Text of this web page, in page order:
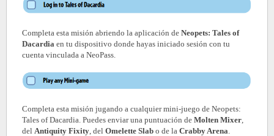
Completa esta misión abriendo la aplicación de Neopets: Tales of
Dacardia en tu dispositivo donde hayas iniciado sesión con tu
cuenta vinculada a NeoPass.
Completa esta misión jugando a cualquier mini-juego de Neopets:
Tales of Dacardia. Puedes enviar una puntuación de Molten Mixer
del Antiquity Fixity , del Omelette Slab o de la Crabby Arena